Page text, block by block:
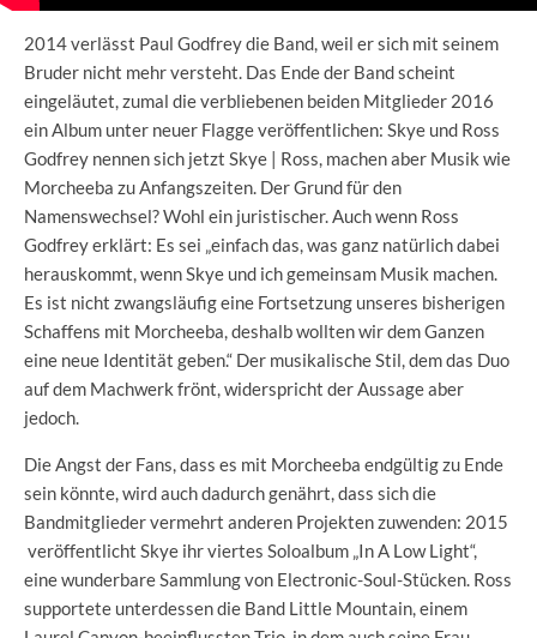
2014 verlässt Paul Godfrey die Band, weil er sich mit seinem
Bruder nicht mehr versteht. Das Ende der Band scheint
eingeläutet, zumal die verbliebenen beiden Mitglieder 2016
ein Album unter neuer Flagge veröffentlichen: Skye und Ross
Godfrey nennen sich jetzt Skye | Ross, machen aber Musik wie
Morcheeba zu Anfangszeiten. Der Grund für den
Namenswechsel? Wohl ein juristischer. Auch wenn Ross
Godfrey erklärt: Es sei „einfach das, was ganz natürlich dabei
herauskommt, wenn Skye und ich gemeinsam Musik machen.
Es ist nicht zwangsläufig eine Fortsetzung unseres bisherigen
Schaffens mit Morcheeba, deshalb wollten wir dem Ganzen
eine neue Identität geben.“ Der musikalische Stil, dem das Duo
auf dem Machwerk frönt, widerspricht der Aussage aber
jedoch.
Die Angst der Fans, dass es mit Morcheeba endgültig zu Ende
sein könnte, wird auch dadurch genährt, dass sich die
Bandmitglieder vermehrt anderen Projekten zuwenden: 2015
veröffentlicht Skye ihr viertes Soloalbum „In A Low Light“,
eine wunderbare Sammlung von Electronic-Soul-Stücken. Ross
supportete unterdessen die Band Little Mountain, einem